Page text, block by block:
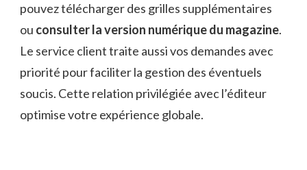
pouvez télécharger des grilles supplémentaires
ou consulter la version numérique du magazine.
Le service client traite aussi vos demandes avec
priorité pour faciliter la gestion des éventuels
soucis. Cette relation privilégiée avec l’éditeur
optimise votre expérience globale.